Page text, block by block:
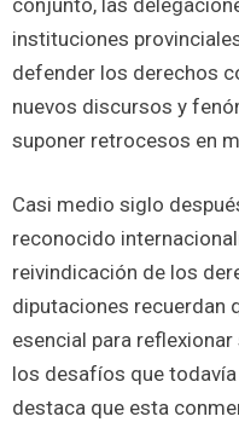
instituciones
defender los derechos
nuevos discursos y
suponer retrocesos en
Casi medio siglo
reconocido
reivindicación de los
diputaciones recuerdan
esencial para
los desafíos que
destaca que esta